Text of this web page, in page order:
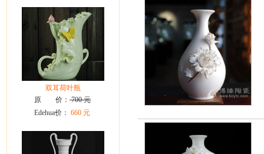
双耳荷叶瓶
原 价： 700 元
Edehua价： 660 元